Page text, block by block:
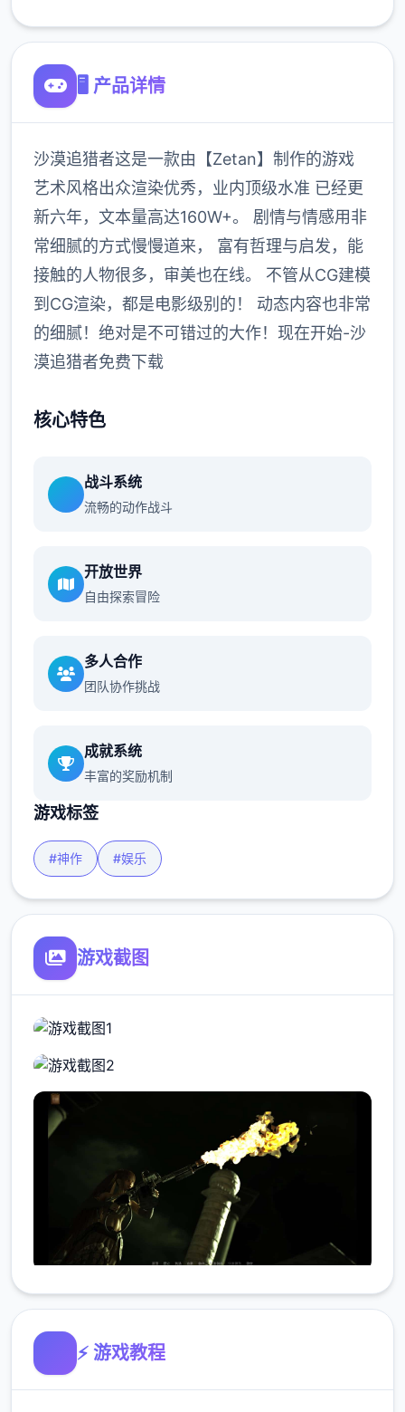
🖥️ 产品详情
沙漠追猎者这是一款由【Zetan】制作的游戏
艺术风格出众渲染优秀，业内顶级水准 已经更
新六年，文本量高达160W+。 剧情与情感用非
常细腻的方式慢慢道来， 富有哲理与启发，能
接触的人物很多，审美也在线。 不管从CG建模
到CG渲染，都是电影级别的！ 动态内容也非常
的细腻！绝对是不可错过的大作！现在开始-沙
漠追猎者免费下载
核心特色
战斗系统
流畅的动作战斗
开放世界
自由探索冒险
多人合作
团队协作挑战
成就系统
丰富的奖励机制
游戏标签
#神作 #娱乐
游戏截图
⚡ 游戏教程